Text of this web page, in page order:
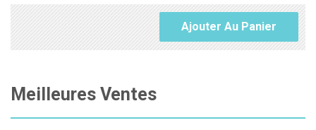
Ajouter Au Panier
Meilleures Ventes